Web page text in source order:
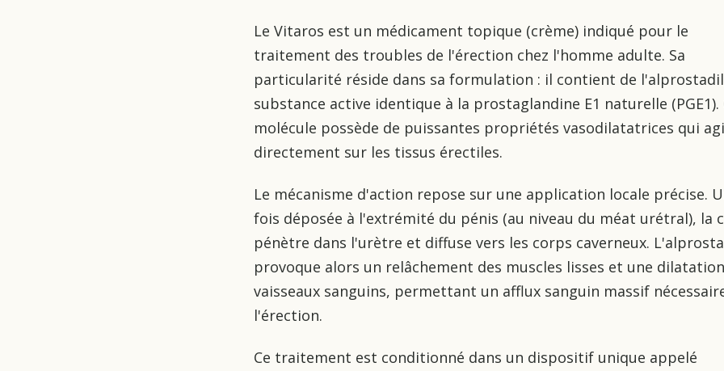
Le Vitaros est un médicament topique (crème) indiqué pour le
traitement des troubles de l'érection chez l'homme adulte. Sa
particularité réside dans sa formulation : il contient de
substance active identique à la prostaglandine E1 naturelle (PGE1).
molécule possède de puissantes propriétés vasodilatatrices qui
directement sur les tissus érectiles.
Le mécanisme d'action repose sur une application locale précise.
fois déposée à l'extrémité du pénis (au niveau du méat urétral), la
pénètre dans l'urètre et diffuse vers les corps caverneux.
provoque alors un relâchement des muscles lisses et une
vaisseaux sanguins, permettant un afflux sanguin massif
l'érection.
Ce traitement est conditionné dans un dispositif unique appelé